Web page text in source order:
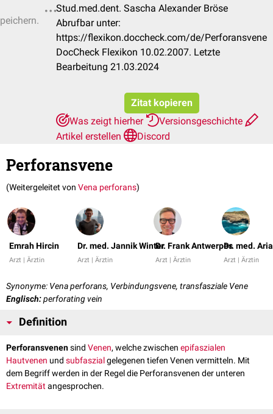
Stud.med.dent. Sascha Alexander Bröse
Abrufbar unter:
https://flexikon.doccheck.com/de/Perforansvene
DocCheck Flexikon 10.02.2007. Letzte
Bearbeitung 21.03.2024
Zitat kopieren
Was zeigt hierher
Versionsgeschichte
Artikel erstellen
Discord
Perforansvene
(Weitergeleitet von Vena perforans)
Emrah Hircin
Arzt | Ärztin
Dr. med. Jannik Winter
Arzt | Ärztin
Dr. Frank Antwerpes
Arzt | Ärztin
Dr. med.
Arzt | Ärztin
Synonyme: Vena perforans, Verbindungsvene, transfasziale Vene
Englisch:perforating vein
Definition
Perforansvenensind Venen, welche zwischen epifaszialen
Hautvenen und subfaszialgelegenen tiefen Venen vermitteln. Mit
dem Begriff werden in der Regel die Perforansvenen der unteren
Extremitätangesprochen.